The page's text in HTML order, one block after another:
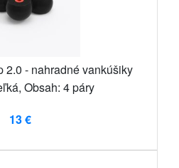
2.0 - nahradné vankúšiky
Obsah: 4 páry
13 €